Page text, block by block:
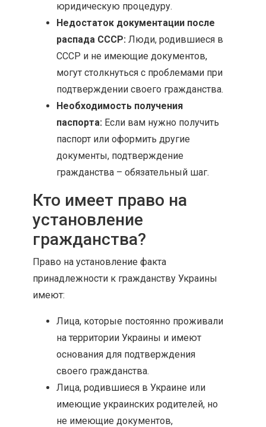
юридическую процедуру.
Недостаток документации после
распада СССР: Люди, родившиеся в
СССР и не имеющие документов,
могут столкнуться с проблемами при
подтверждении своего гражданства.
Необходимость получения
паспорта: Если вам нужно получить
паспорт или оформить другие
документы, подтверждение
гражданства – обязательный шаг.
Кто имеет право на
установление
гражданства?
Право на установление факта
принадлежности к гражданству Украины
имеют:
Лица, которые постоянно проживали
на территории Украины и имеют
основания для подтверждения
своего гражданства.
Лица, родившиеся в Украине или
имеющие украинских родителей, но
не имеющие документов,